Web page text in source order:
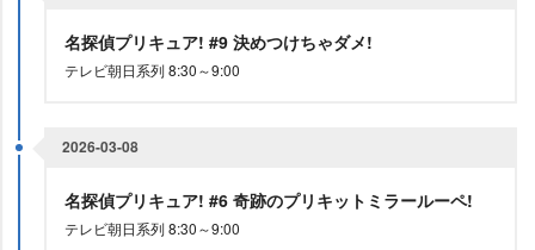
名探偵プリキュア! #9 決めつけちゃダメ!
テレビ朝日系列 8:30～9:00
2026-03-08
名探偵プリキュア! #6 奇跡のプリキットミラールーペ!
テレビ朝日系列 8:30～9:00